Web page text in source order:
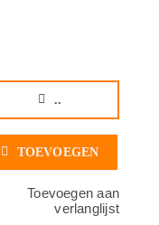
..
TOEVOEGEN
Toevoegen aan
verlanglijst